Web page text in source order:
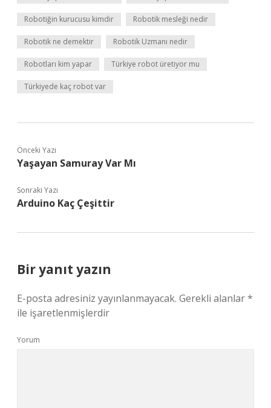
Robotiğin kurucusu kimdir Robotik mesleği nedir
Robotik ne demektir Robotik Uzmanı nedir
Robotları kim yapar Türkiye robot üretiyor mu
Türkiyede kaç robot var
Önceki Yazı
Yaşayan Samuray Var Mı
Sonraki Yazı
Arduino Kaç Çeşittir
Bir yanıt yazın
E-posta adresiniz yayınlanmayacak. Gerekli alanlar*
ile işaretlenmişlerdir
Yorum